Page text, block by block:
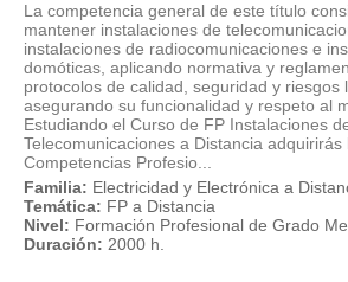
La competencia general de este título
mantener instalaciones de
instalaciones de radiocomunicaciones e
domóticas, aplicando normativa y
protocolos de calidad, seguridad y riesgos
asegurando su funcionalidad y respeto al
Estudiando el Curso de FP Instalaciones
Telecomunicaciones a Distancia adquirirás
Competencias Profesio...
Familia: Electricidad y Electrónica a
Temática: FP a Distancia
Nivel: Formación Profesional de Grado
Duración: 2000 h.